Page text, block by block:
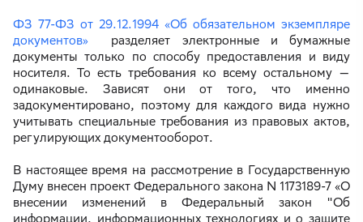
ФЗ 77-ФЗ от 29.12.1994 «Об обязательном экземпляре
документов»
разделяет электронные и бумажные
документы только по способу предоставления и виду
носителя. То есть требования ко всему остальному —
одинаковые. Зависят они от того, что именно
задокументировано, поэтому для каждого вида нужно
учитывать специальные требования из правовых актов,
регулирующих документооборот.
В настоящее время на рассмотрение в Государственную
Думу внесен проект Федерального закона N 1173189-7 «О
внесении изменений в Федеральный закон "Об
информации, информационных технологиях и о защите